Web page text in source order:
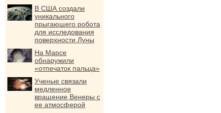
В США создали
уникального
прыгающего робота
для исследования
поверхности Луны
На Марсе
обнаружили
«отпечаток пальца»
Ученые связали
медленное
вращение Венеры с
ее атмосферой